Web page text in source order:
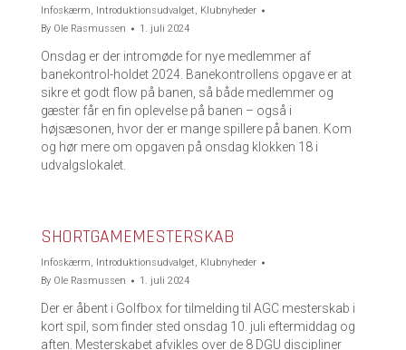
Infoskærm, Introduktionsudvalget, Klubnyheder
By Ole Rasmussen 1. juli 2024
Onsdag er der intromøde for nye medlemmer af
banekontrol-holdet 2024. Banekontrollens opgave er at
sikre et godt flow på banen, så både medlemmer og
gæster får en fin oplevelse på banen – også i
højsæsonen, hvor der er mange spillere på banen. Kom
og hør mere om opgaven på onsdag klokken 18 i
udvalgslokalet.
SHORTGAMEMESTERSKAB
Infoskærm, Introduktionsudvalget, Klubnyheder
By Ole Rasmussen 1. juli 2024
Der er åbent i Golfbox for tilmelding til AGC mesterskab i
kort spil, som finder sted onsdag 10. juli eftermiddag og
aften. Mesterskabet afvikles over de 8 DGU discipliner